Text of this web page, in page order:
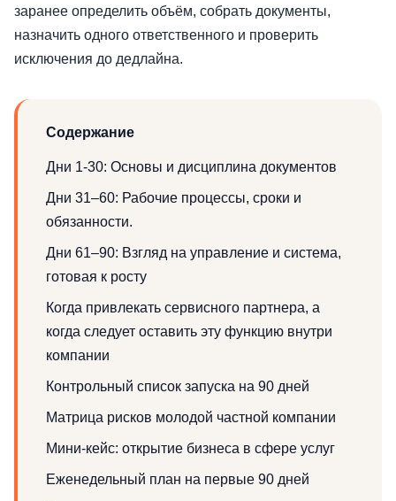
заранее определить объём, собрать документы,
назначить одного ответственного и проверить
исключения до дедлайна.
Содержание
Дни 1-30: Основы и дисциплина документов
Дни 31–60: Рабочие процессы, сроки и
обязанности.
Дни 61–90: Взгляд на управление и система,
готовая к росту
Когда привлекать сервисного партнера, а
когда следует оставить эту функцию внутри
компании
Контрольный список запуска на 90 дней
Матрица рисков молодой частной компании
Мини-кейс: открытие бизнеса в сфере услуг
Еженедельный план на первые 90 дней